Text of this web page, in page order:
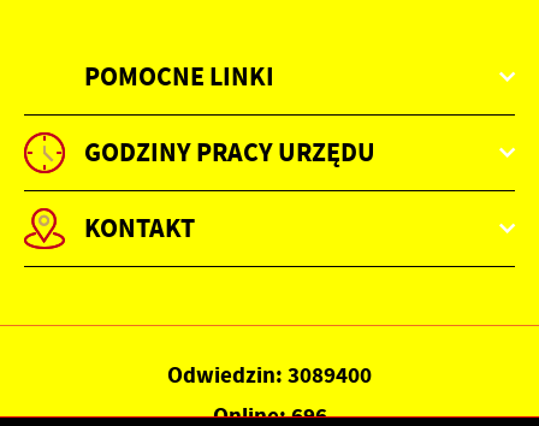
POMOCNE LINKI
GODZINY PRACY URZĘDU
KONTAKT
Odwiedzin: 3089400
Online: 696